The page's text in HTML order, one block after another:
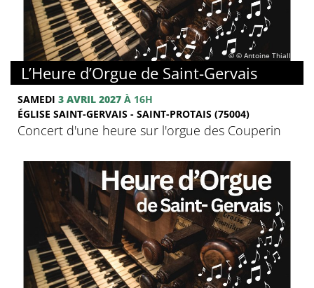
© © Antoine Thiallier
L’Heure d’Orgue de Saint-Gervais
SAMEDI 3 AVRIL 2027 À 16H
ÉGLISE SAINT-GERVAIS - SAINT-PROTAIS (75004)
Concert d'une heure sur l'orgue des Couperin